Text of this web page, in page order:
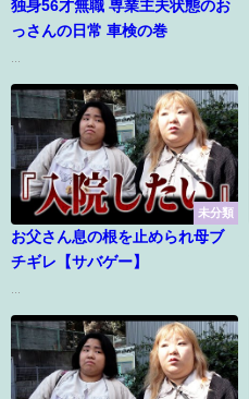
独身56才無職 専業主夫状態のお
っさんの日常 車検の巻
未分類
お父さん息の根を止められ母ブ
チギレ【サバゲー】